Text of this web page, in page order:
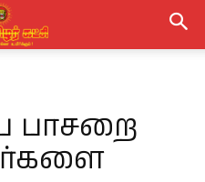
பாசறை